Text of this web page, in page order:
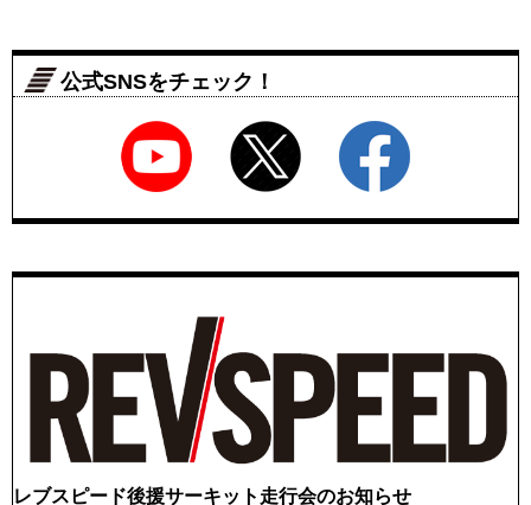
公式SNSをチェック！
レブスピード後援サーキット走行会のお知らせ